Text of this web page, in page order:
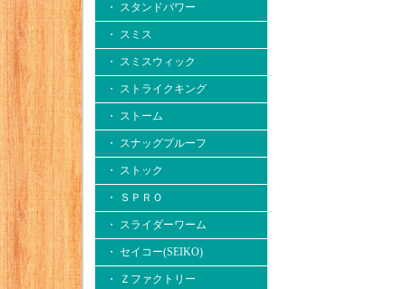
・ スタンドパワー
・ スミス
・ スミスウィック
・ ストライクキング
・ ストーム
・ スナッグプルーフ
・ ストック
・ ＳＰＲＯ
・ スライダーワーム
・ セイコー(SEIKO)
・ Ｚファクトリー